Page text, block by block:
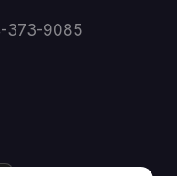
373-9085